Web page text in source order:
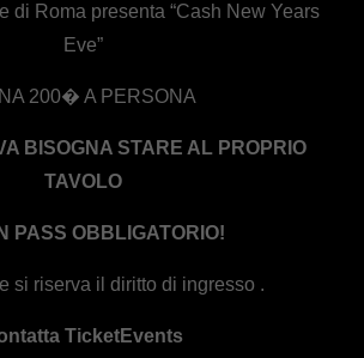
di Roma presenta “Cash New Years
Eve”
200� A PERSONA
BISOGNA STARE AL PROPRIO
TAVOLO
PASS OBBLIGATORIO!
si riserva il diritto di ingresso .
TicketEvents